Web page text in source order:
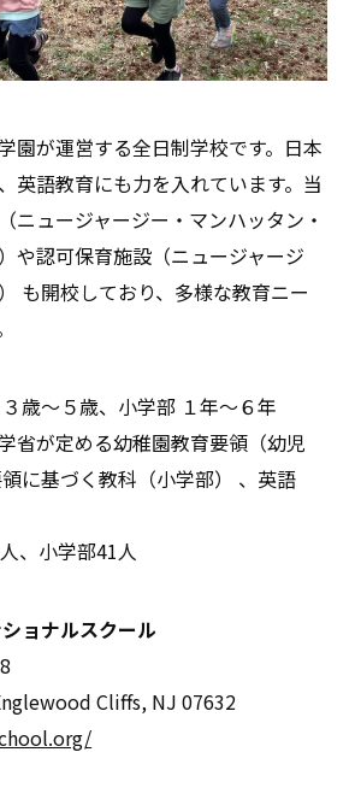
園が運営する全日制学校です。日本
英語教育にも力を入れています。当
ニュージャージー・マンハッタン・
や認可保育施設（ニュージャージ
も開校しており、多様な教育ニー
歳～５歳、小学部 １年～６年
省が定める幼稚園教育要領（幼児
に基づく教科（小学部） 、英語
、小学部41人
ョナルスクール
Cliﬀs, NJ 07632